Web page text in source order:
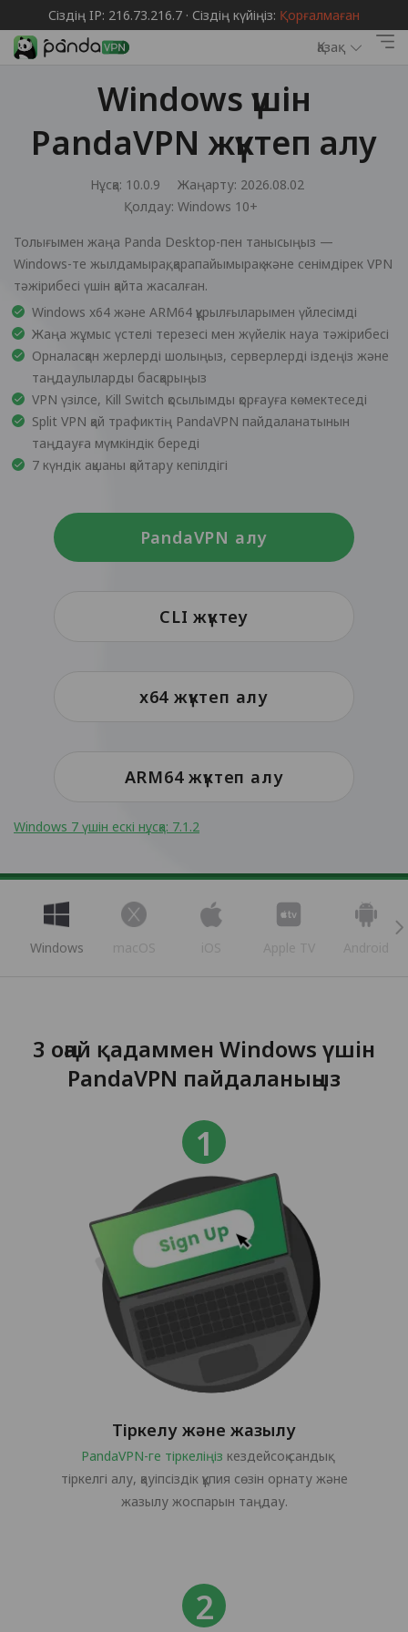
Сіздің IP: 216.73.216.7 · Сіздің күйіңіз: Қорғалмаған
Қазақ
Windows үшін
PandaVPN жүктеп алу
Нұсқа: 10.0.9
Жаңарту: 2026.08.02
Қолдау: Windows 10+
Толығымен жаңа Panda Desktop-пен танысыңыз —
Windows-те жылдамырақ, қарапайымырақ және сенімдірек VPN
тәжірибесі үшін қайта жасалған.
Windows x64 және ARM64 құрылғыларымен үйлесімді
Жаңа жұмыс үстелі терезесі мен жүйелік науа тәжірибесі
Орналасқан жерлерді шолыңыз, серверлерді іздеңіз және
таңдаулыларды басқарыңыз
VPN үзілсе, Kill Switch қосылымды қорғауға көмектеседі
Split VPN қай трафиктің PandaVPN пайдаланатынын
таңдауға мүмкіндік береді
7 күндік ақшаны қайтару кепілдігі
PandaVPN алу
CLI жүктеу
x64 жүктеп алу
ARM64 жүктеп алу
Windows 7 үшін ескі нұсқа: 7.1.2
Windows macOS iOS Apple TV Android
3 оңай қадаммен Windows үшін
PandaVPN пайдаланыңыз
Тіркелу және жазылу
PandaVPN-ге тіркеліңіз кездейсоқ сандық
тіркелгі алу, қауіпсіздік құпия сөзін орнату және
жазылу жоспарын таңдау.